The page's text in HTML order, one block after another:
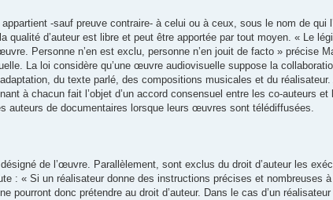
appartient -sauf preuve contraire- à celui ou à ceux, sous le nom de
qualité d’auteur est libre et peut être apportée par tout moyen. « Le
Personne n’en est exclu, personne n’en jouit de facto » précise
La loi considère qu’une œuvre audiovisuelle suppose la
du texte parlé, des compositions musicales et du réalisateur.
à chacun fait l’objet d’un accord consensuel entre les co-auteurs
auteurs de documentaires lorsque leurs œuvres sont télédiffusées.
de l’œuvre. Parallèlement, sont exclus du droit d’auteur les
: « Si un réalisateur donne des instructions précises et nombreuses
pourront donc prétendre au droit d’auteur. Dans le cas d’un